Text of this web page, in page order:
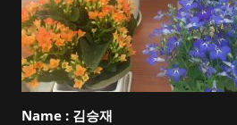
Name : 김승재